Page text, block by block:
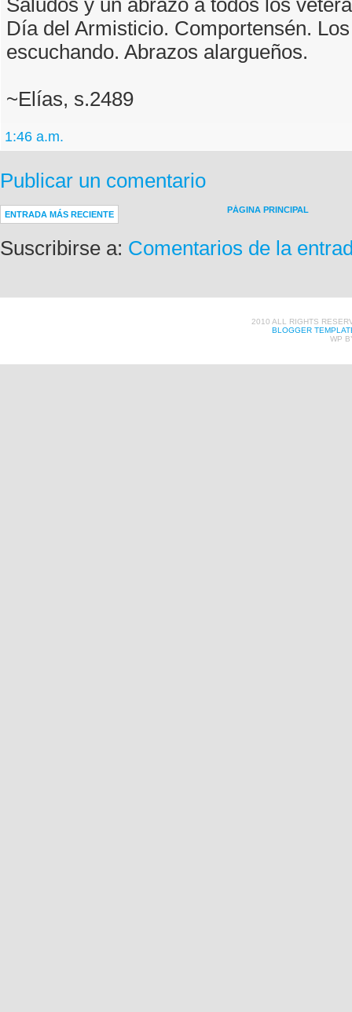
Saludos y un abrazo a todos los
Día del Armisticio. Comportensén.
escuchando. Abrazos alargueños.
~Elías, s.2489
1:46 a.m.
Publicar un comentario
ENTRADA MÁS RECIENTE PÁGINA PRINCIPAL
Suscribirse a: Comentarios de la
2010 ALL RIGHTS
BLOGGER
WP